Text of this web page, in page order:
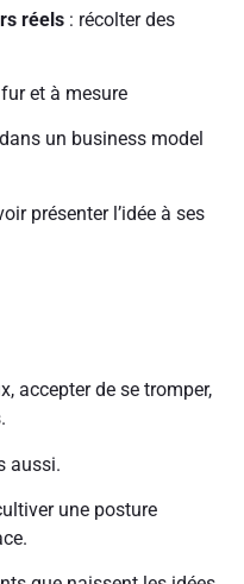
réels : récolter des
et à mesure
un business model
présenter l’idée à ses
accepter de se tromper,
aussi.
une posture